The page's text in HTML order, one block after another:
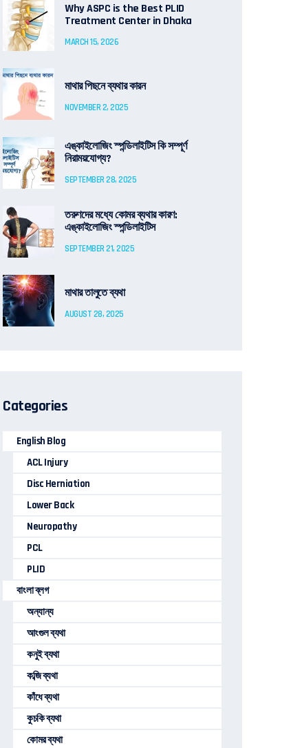
Why ASPC is the Best PLID
Treatment Center in Dhaka
MARCH 15, 2026
মাথার পিছনে ব্যথার কারন
NOVEMBER 2, 2025
এঙ্কাইলোজিং স্পন্ডিলাইটিস কি সম্পূর্ণ
নিরাময়যোগ্য?
SEPTEMBER 28, 2025
তরুণদের মধ্যে কোমর ব্যথার কারণ:
এঙ্কাইলোজিং স্পন্ডিলাইটিস
SEPTEMBER 21, 2025
মাথার তালুতে ব্যথা
AUGUST 28, 2025
Categories
English Blog
ACL Injury
Disc Herniation
Lower Back
Neuropathy
PCL
PLID
বাংলা ব্লগ
অন্যান্য
আংগুল ব্যথা
কনুই ব্যথা
কব্জি ব্যথা
কাঁধে ব্যথা
কুচকি ব্যথা
কোমর ব্যথা